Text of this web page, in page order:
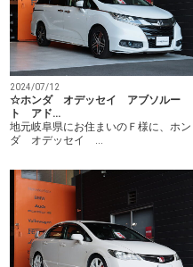
2024/07/12
☆ホンダ オデッセイ アブソルー
ト アド…
地元岐阜県にお住まいのＦ様に、ホン
ダ オデッセイ …